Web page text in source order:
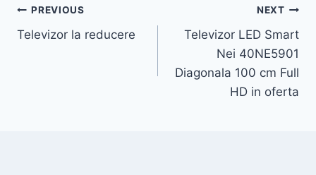
Post
navigation
PREVIOUS
Televizor la reducere
NEXT
Televizor LED Smart
Nei 40NE5901
Diagonala 100 cm Full
HD in oferta